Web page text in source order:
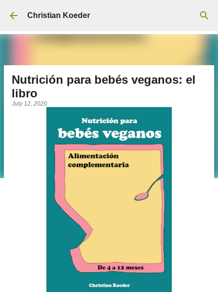
Skip to main content
Christian Koeder
Nutrición para bebés veganos: el
libro
July 12, 2020